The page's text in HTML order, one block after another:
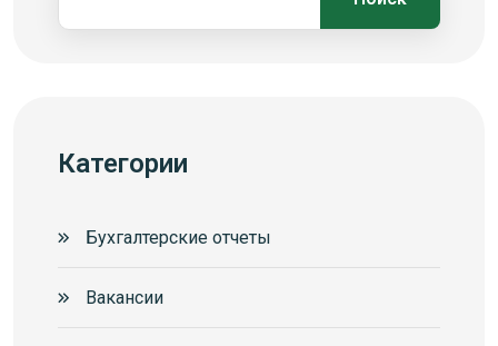
Категории
Бухгалтерские отчеты
Вакансии